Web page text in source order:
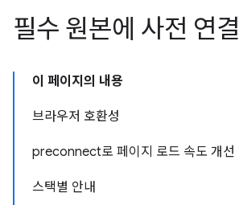
필수 원본에 사전 연결
이 페이지의 내용
브라우저 호환성
preconnect로 페이지 로드 속도 개선
스택별 안내